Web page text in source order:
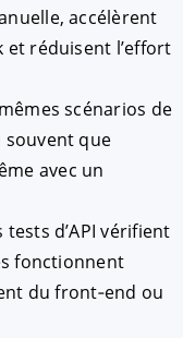
accélèrent
et réduisent l’effort
scénarios de
souvent que
avec un
tests d’API vérifient
fonctionnent
du front‑end ou